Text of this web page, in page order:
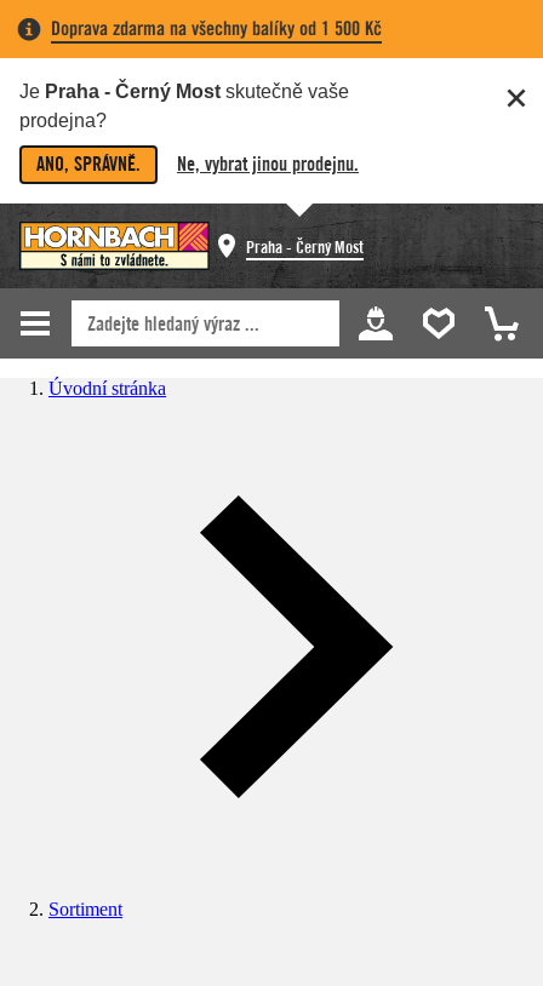
Doprava zdarma na všechny balíky od 1 500 Kč
Je Praha - Černý Most skutečně vaše
prodejna?
ANO, SPRÁVNĚ. Ne, vybrat jinou prodejnu.
Praha - Černý Most
Úvodní stránka
Sortiment